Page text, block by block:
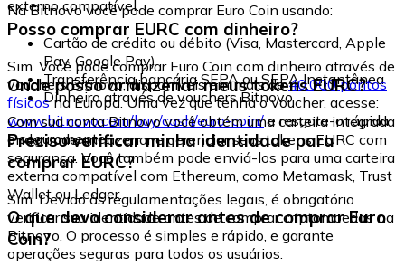
externo compatível.
Na Bitnovo você pode comprar Euro Coin usando:
Cartão de crédito ou débito (Visa, Mastercard, Apple
Pay, Google Pay)
Transferência bancária SEPA ou SEPA Instantânea
Dinheiro através de vouchers Bitnovo
Posso comprar EURC com dinheiro?
Sim. Você pode comprar Euro Coin com dinheiro através de
vouchers Bitnovo, disponíveis em mais de40.000 pontos
físicosna Europa. Uma vez que tenha o voucher, acesse:
www.bitnovo.com/buy/cash/euro-coin/e resgate-o rápida
e seguramente.
Onde posso armazenar meus tokens EURC?
Com sua conta Bitnovo você obtém uma carteira integrada
onde pode armazenar e gerenciar seus tokens EURC com
segurança. Você também pode enviá-los para uma carteira
externa compatível com Ethereum, como Metamask, Trust
Wallet ou Ledger.
Preciso verificar minha identidade para
comprar EURC?
Sim. Devido às regulamentações legais, é obrigatório
verificar sua identidade antes de comprar criptomoedas na
Bitnovo. O processo é simples e rápido, e garante
operações seguras para todos os usuários.
O que devo considerar antes de comprar Euro
Coin?